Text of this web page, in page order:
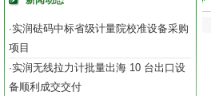
·实润砝码中标省级计量院校准设备采购
项目
·实润无线拉力计批量出海 10 台出口设
备顺利成交交付